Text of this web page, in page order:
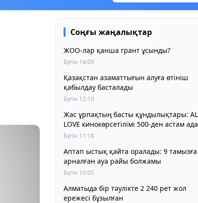
Соңғы жаңалықтар
ЖОО-лар қанша грант ұсынды?
Бүгін 14:09
Қазақстан азаматтығын алуға өтініш
қабылдау басталады
Бүгін 12:10
Жас ұрпақтың басты құндылықтары:
LOVE кинокөрсетілімі 500-ден астам
біріктірді
Бүгін 11:18
Аптап ыстық қайта оралады: 9 тамызға
арналған ауа райы болжамы
Бүгін 10:05
Алматыда бір тәулікте 2 240 рет жол
ережесі бұзылған